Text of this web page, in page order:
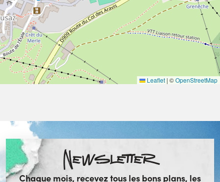
Leaflet | ©OpenStreetMap
Newsletter
Chaque mois, recevez tous les bons plans, les